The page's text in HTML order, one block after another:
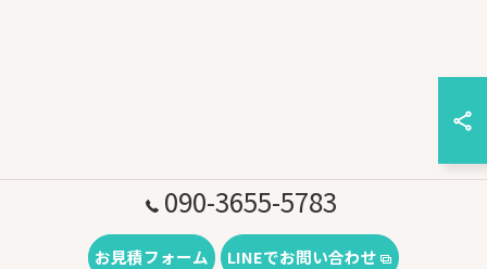
090-3655-5783
お見積フォーム LINEでお問い合わせ